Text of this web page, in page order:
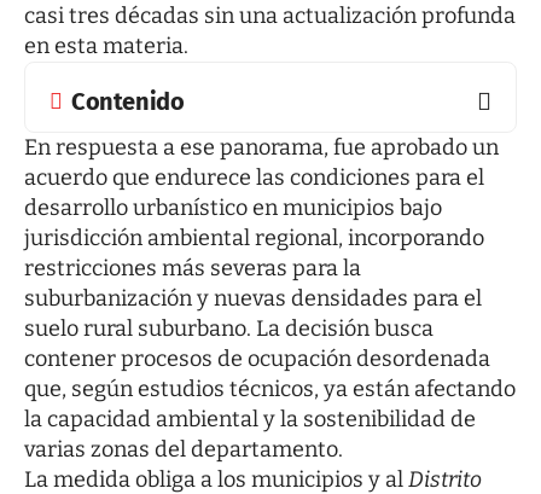
casi tres décadas sin una actualización profunda
en esta materia.
Contenido
En respuesta a ese panorama, fue aprobado un
acuerdo que endurece las condiciones para el
desarrollo urbanístico en municipios bajo
jurisdicción ambiental regional, incorporando
restricciones más severas para la
suburbanización y nuevas densidades para el
suelo rural suburbano. La decisión busca
contener procesos de ocupación desordenada
que, según estudios técnicos, ya están afectando
la capacidad ambiental y la sostenibilidad de
varias zonas del departamento.
La medida obliga a los municipios y alDistrito